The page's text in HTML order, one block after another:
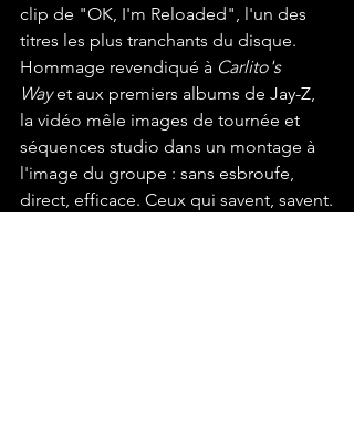
clip de "OK, I'm Reloaded", l'un des
titres les plus tranchants du disque.
Hommage revendiqué à Carlito's
Way et aux premiers albums de Jay-Z,
la vidéo mêle images de tournée et
séquences studio dans un montage à
l'image du groupe : sans esbroufe,
direct, efficace. Ceux qui savent, savent.